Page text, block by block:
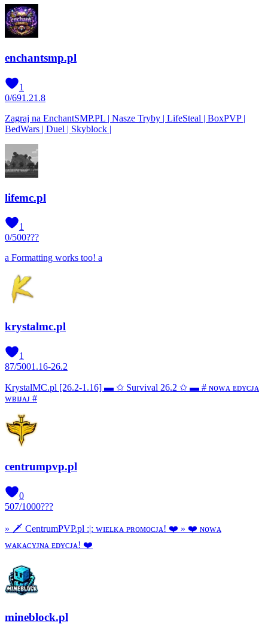
enchantsmp.pl
1
0/691.21.8
Zagraj na EnchantSMP.PL | Nasze Tryby | LifeSteal | BoxPVP |
BedWars | Duel | Skyblock |
lifemc.pl
1
0/500???
a Formatting works too! a
krystalmc.pl
1
87/5001.16-26.2
KrystalMC.pl [26.2-1.16] ▬ ✩ Survival 26.2 ✩ ▬ # ɴᴏᴡᴀ ᴇᴅʏᴄᴊᴀ
ᴡʙɪᴊᴀᴊ #
centrumpvp.pl
0
507/1000???
» 🗡 CentrumPVP.pl :|: ᴡɪᴇʟᴋᴀ ᴘʀᴏᴍᴏᴄᴊᴀ! ❤ » ❤ ɴᴏᴡᴀ
ᴡᴀᴋᴀᴄʏᴊɴᴀ ᴇᴅʏᴄᴊᴀ! ❤
mineblock.pl